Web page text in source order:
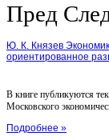
Пред
Ю. К. Князев
ориентированное
В книге публикуются
Московского
Подробнее »